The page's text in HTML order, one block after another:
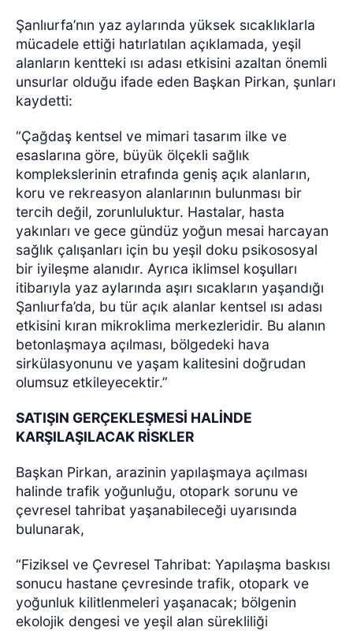
Şanlıurfa’nın yaz aylarında yüksek sıcaklıklarla
mücadele ettiği hatırlatılan açıklamada, yeşil
alanların kentteki ısı adası etkisini azaltan önemli
unsurlar olduğu ifade eden Başkan Pirkan, şunları
kaydetti:
“Çağdaş kentsel ve mimari tasarım ilke ve
esaslarına göre, büyük ölçekli sağlık
komplekslerinin etrafında geniş açık alanların,
koru ve rekreasyon alanlarının bulunması bir
tercih değil, zorunluluktur. Hastalar, hasta
yakınları ve gece gündüz yoğun mesai harcayan
sağlık çalışanları için bu yeşil doku psikososyal
bir iyileşme alanıdır. Ayrıca iklimsel koşulları
itibarıyla yaz aylarında aşırı sıcakların yaşandığı
Şanlıurfa’da, bu tür açık alanlar kentsel ısı adası
etkisini kıran mikroklima merkezleridir. Bu alanın
betonlaşmaya açılması, bölgedeki hava
sirkülasyonunu ve yaşam kalitesini doğrudan
olumsuz etkileyecektir.”
SATIŞIN GERÇEKLEŞMESİ HALİNDE
KARŞILAŞILACAK RİSKLER
Başkan Pirkan, arazinin yapılaşmaya açılması
halinde trafik yoğunluğu, otopark sorunu ve
çevresel tahribat yaşanabileceği uyarısında
bulunarak,
“Fiziksel ve Çevresel Tahribat: Yapılaşma baskısı
sonucu hastane çevresinde trafik, otopark ve
yoğunluk kilitlenmeleri yaşanacak; bölgenin
ekolojik dengesi ve yeşil alan sürekliliği